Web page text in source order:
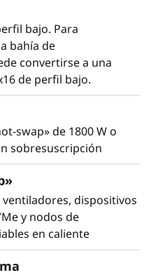
rendimiento
está diseñado
el máximo
más
CPUs de 225 W
hasta de 270
y sus excepcionales
convierten en el
de trabajo de HPC.
potentes
Platinum de
bajo. Para
bahía de
convertirse a una
de perfil bajo.
swap» de 1800 W o
sobresuscripción
dispositivos
y nodos de
en caliente